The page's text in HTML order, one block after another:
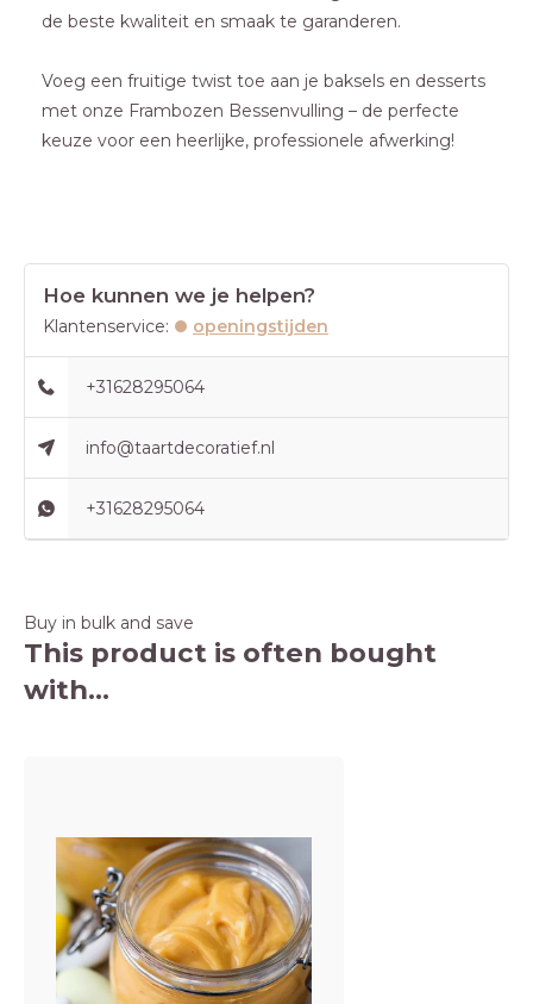
de beste kwaliteit en smaak te garanderen.
Voeg een fruitige twist toe aan je baksels en desserts
met onze Frambozen Bessenvulling – de perfecte
keuze voor een heerlijke, professionele afwerking!
Hoe kunnen we je helpen?
Klantenservice: openingstijden
+31628295064
info@taartdecoratief.nl
+31628295064
Buy in bulk and save
This product is often bought
with...